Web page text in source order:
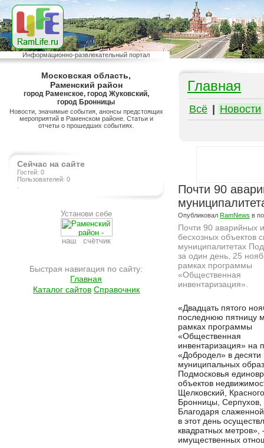
Информационно-развлекательный портал
Московская область,
Раменский район
город Раменское, город Жуковский,
город Бронницы
Новости, значимые события, анонсы предстоящих
мероприятий в Раменском районе. Статьи и
отчеты о прошедших событиях.
Сейчас на сайте
Гостей: 0
Пользователей: 0
Установи себе
наш счётчик
Быстрая навигация по сайту:
Главная
Каталог сайтов Справочник
Главная
Всё Новости
Почти 90
Опубликовал RamNews в
Почти 90 аварийных и
бесхозных объектов
муниципалитетах
за один день, 25
рамках программы
«Общественная
инвентаризация».
«Двадцать пятого
последнюю пятницу
рамках программы
«Общественная
инвентаризация» на
«Добродел» в десяти
муниципальных
Подмосковья
объектов
Щелковский,
Бронницы,
Благодаря
в этот день
квадратных
имущественных